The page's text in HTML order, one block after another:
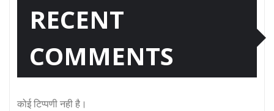
RECENT
COMMENTS
कोई टिप्पणी नही है।